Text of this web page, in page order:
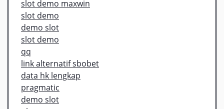
slot demo maxwin
slot demo
demo slot
slot demo
qq
link alternatif sbobet
data hk lengkap
pragmatic
demo slot